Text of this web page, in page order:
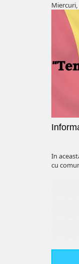
Miercuri,
In
cu